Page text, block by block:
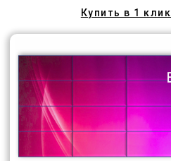
Купить в 1 клик